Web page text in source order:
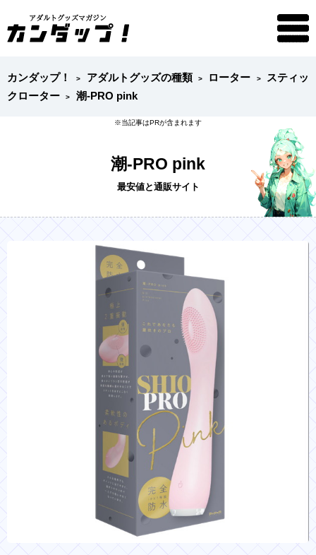
カンダップ！ アダルトグッズの種類 ローター
スティッ
クローター
潮-PRO pink
潮-PRO pink
最安値と通販サイト